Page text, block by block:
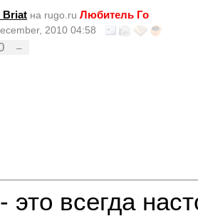
Briat на rugo.ru Любитель Го
2010 04:58
–
это всегда